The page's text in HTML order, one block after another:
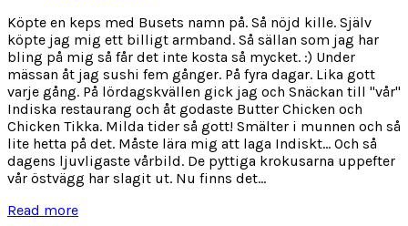
Köpte en keps med Busets namn på. Så nöjd kille. Själv
köpte jag mig ett billigt armband. Så sällan som jag har
bling på mig så får det inte kosta så mycket. :) Under
mässan åt jag sushi fem gånger. På fyra dagar. Lika gott
varje gång. På lördagskvällen gick jag och Snäckan till "vår"
Indiska restaurang och åt godaste Butter Chicken och
Chicken Tikka. Milda tider så gott! Smälter i munnen och så
lite hetta på det. Måste lära mig att laga Indiskt... Och så
dagens ljuvligaste vårbild. De pyttiga krokusarna uppefter
vår östvägg har slagit ut. Nu finns det...
Read more